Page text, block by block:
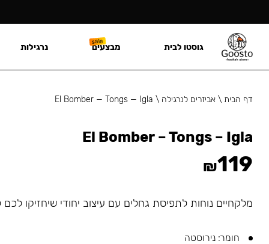
דף הבית\ אביזרים לנרגילה \
El Bomber — Tongs — Igla
El Bomber – Tongs – Igla
₪119
מלקחיים נוחות לתפיסת גחלים עם עיצוב יחודי שיחזיקו לכם
חומר: נירוסטה
גוסטו לבית מבצעים נרגילות